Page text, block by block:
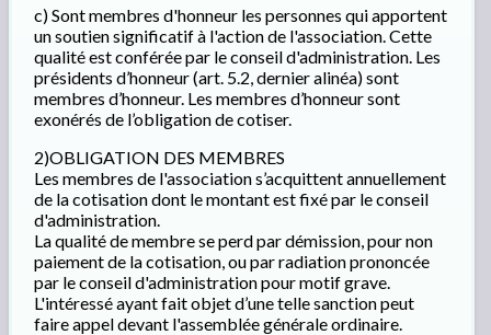
c) Sont membres d'honneur les personnes qui apportent
un soutien significatif à l'action de l'association. Cette
qualité est conférée par le conseil d'administration. Les
présidents d’honneur (art. 5.2, dernier alinéa) sont
membres d’honneur. Les membres d’honneur sont
exonérés de l’obligation de cotiser.
2)OBLIGATION DES MEMBRES
Les membres de l'association s’acquittent annuellement
de la cotisation dont le montant est fixé par le conseil
d'administration.
La qualité de membre se perd par démission, pour non
paiement de la cotisation, ou par radiation prononcée
par le conseil d'administration pour motif grave.
L'intéressé ayant fait objet d’une telle sanction peut
faire appel devant l'assemblée générale ordinaire.